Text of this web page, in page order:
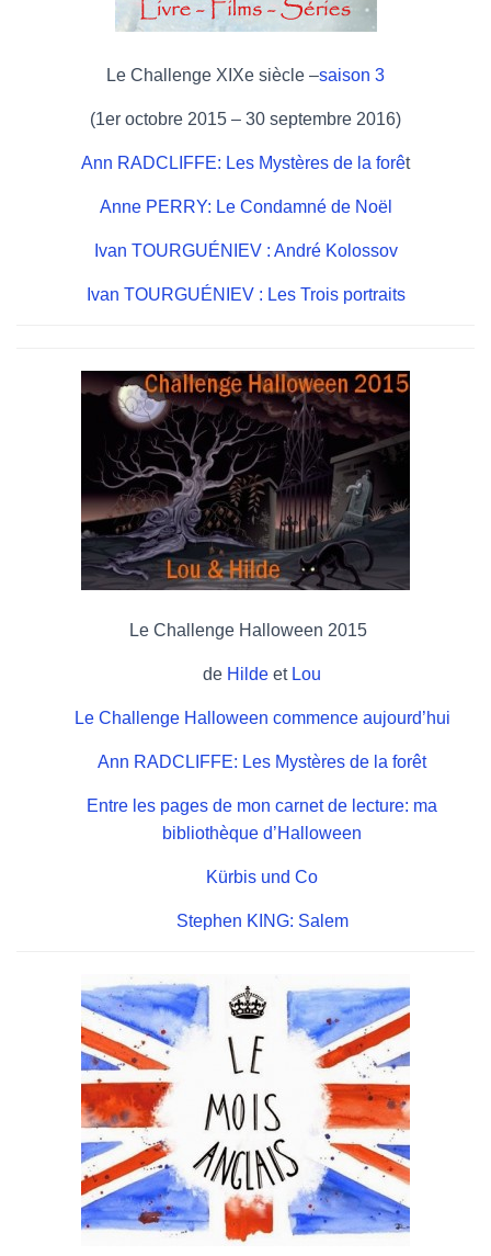
Le Challenge XIXe siècle –saison 3
(1er octobre 2015 – 30 septembre 2016)
Ann RADCLIFFE: Les Mystères de la forêt
Anne PERRY: Le Condamné de Noël
Ivan TOURGUÉNIEV : André Kolossov
Ivan TOURGUÉNIEV : Les Trois portraits
Le Challenge Halloween 2015
de Hilde et Lou
Le Challenge Halloween commence aujourd’hui
Ann RADCLIFFE: Les Mystères de la forêt
Entre les pages de mon carnet de lecture: ma
bibliothèque d’Halloween
Kürbis und Co
Stephen KING: Salem